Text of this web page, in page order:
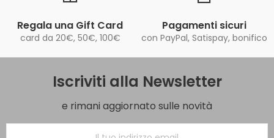
Regala una Gift Card
card da 20€, 50€, 100€
Pagamenti sicuri
con PayPal, Satispay, bonifico
Iscriviti alla Newsletter
e rimani aggiornato sulle novità